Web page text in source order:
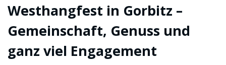
Westhangfest in Gorbitz –
Gemeinschaft, Genuss und
ganz viel Engagement